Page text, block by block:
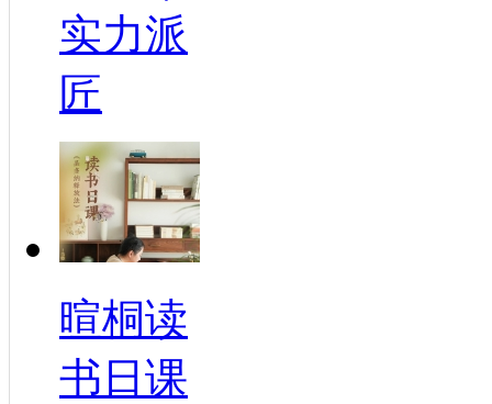
实力派
匠
暄桐读
书日课